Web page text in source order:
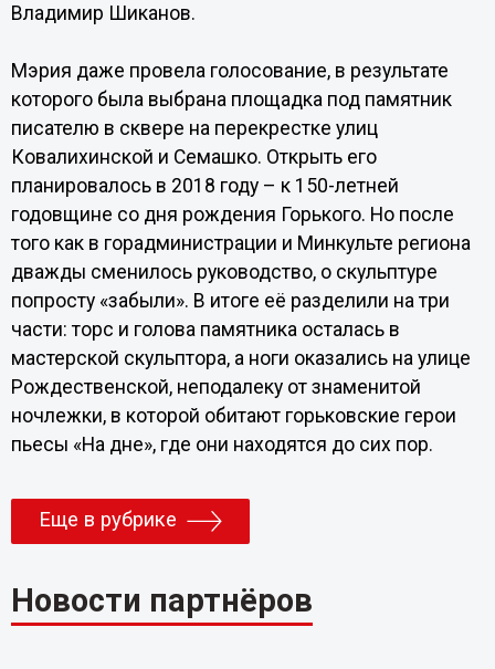
Владимир Шиканов.
Мэрия даже провела голосование, в результате
которого была выбрана площадка под памятник
писателю в сквере на перекрестке улиц
Ковалихинской и Семашко. Открыть его
планировалось в 2018 году – к 150-летней
годовщине со дня рождения Горького. Но после
того как в горадминистрации и Минкульте региона
дважды сменилось руководство, о скульптуре
попросту «забыли». В итоге её разделили на три
части: торс и голова памятника осталась в
мастерской скульптора, а ноги оказались на улице
Рождественской, неподалеку от знаменитой
ночлежки, в которой обитают горьковские герои
пьесы «На дне», где они находятся до сих пор.
Еще в рубрике
Новости партнёров